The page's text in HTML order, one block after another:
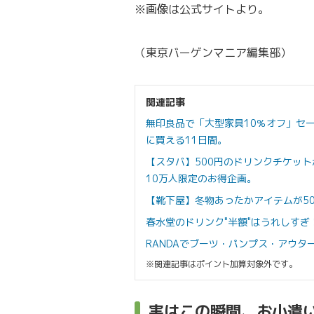
※画像は公式サイトより。
（東京バーゲンマニア編集部）
関連記事
無印良品で「大型家具10％オフ」セ
に買える11日間。
【スタバ】500円のドリンクチケッ
10万人限定のお得企画。
【靴下屋】冬物あったかアイテムが
春水堂のドリンク"半額"はうれしす
RANDAでブーツ・パンプス・アウ
※関連記事はポイント加算対象外です。